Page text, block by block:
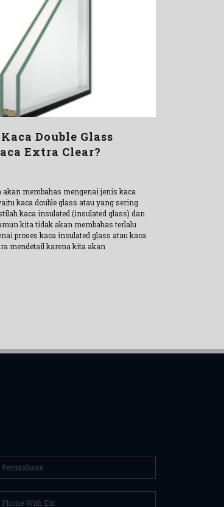
Double Glass
Extra Clear?
membahas mengenai jenis kaca
kaca double glass atau yang sering
kaca insulated (insulated glass) dan
kita tidak akan membahas terlalu
proses kaca insulated glass atau kaca
mendetail karena kita akan